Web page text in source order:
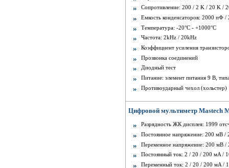
Сопротивление: 200 / 2 K / 20 K /
Емкость конденсаторов: 2000 пФ
Температура: -20°С - +1000°С
Частота: 2kHz / 20kHz
Коэффициент усиления
Прозвонка соединений
Диодный тест
Питание: элемент питания 9 В,
Противоударный чехол (хольстер)
Цифровой мультиметр Mastech
Разрядность ЖК дисплея: 1999
Постоянное напряжение: 200 мВ /
Переменное напряжение: 200 мВ /
Постоянный ток: 2 / 20 / 200 мA /
Переменный ток: 2 / 20 / 200 мA /